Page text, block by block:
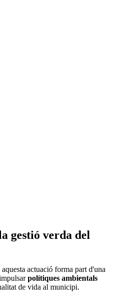
gestió verda del
actuació forma part d'una
polítiques ambientals
de vida al municipi.